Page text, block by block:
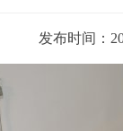
发布时间：